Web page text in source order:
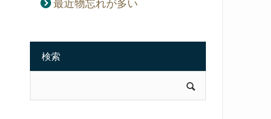
最近物忘れが多い
検索